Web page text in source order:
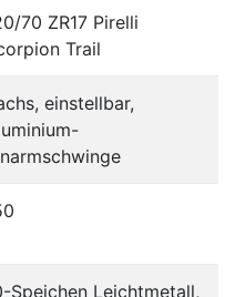
70 ZR17 Pirelli
Trail
einstellbar,
Speichen Leichtmetall,